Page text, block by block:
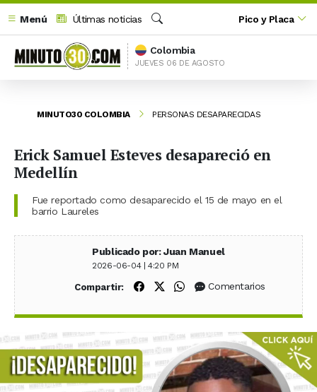
Menú
Últimas noticias
Buscar
Pico y Placa
Colombia
JUEVES 06 DE AGOSTO
MINUTO30 COLOMBIA PERSONAS DESAPARECIDAS
Erick Samuel Esteves desapareció en
Medellín
Fue reportado como desaparecido el 15 de mayo en el
barrio Laureles
Publicado por: Juan Manuel
2026-06-04 | 4:20 PM
Compartir: Compartir en Facebook
Compartir en X (Twitter)
Compartir en WhatsApp
Comentarios